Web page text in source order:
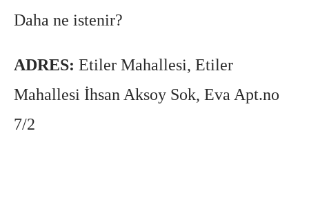
Daha ne istenir?
ADRES: Etiler Mahallesi, Etiler
Mahallesi İhsan Aksoy Sok, Eva Apt.no
7/2